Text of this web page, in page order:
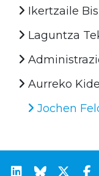
Ikertzaile
Laguntza
Aurreko
Jochen